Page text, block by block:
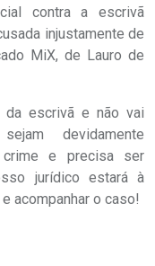
contra a escrivã
injustamente de
MiX, de Lauro de
escrivã e não vai
devidamente
crime e precisa ser
jurídico estará à
acompanhar o caso!